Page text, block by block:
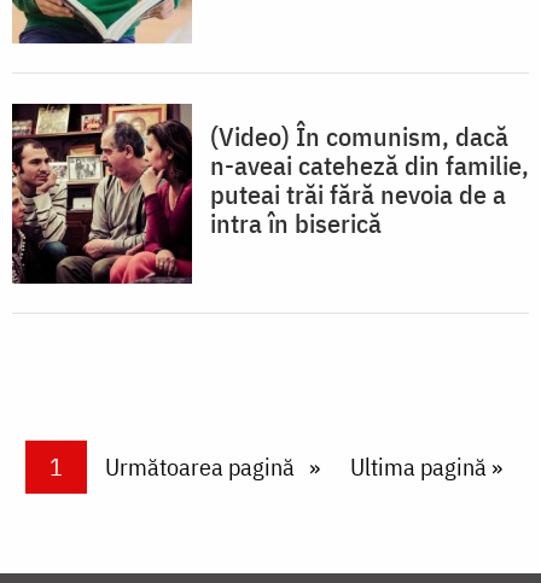
(Video) În comunism, dacă
n-aveai cateheză din familie,
puteai trăi fără nevoia de a
intra în biserică
PaginareCurrent page
1 Next page
Următoarea pagină Last page
Ultima pagină »